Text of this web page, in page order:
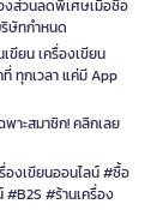
งส่วนลดพิเศษเมื่อซื้อ
ษัทกำหนด
ขียน เครื่องเขียน
ทุกเวลา แค่มี App
พาะสมาชิก! คลิกเลย
องเขียนออนไลน์ #ซื้อ
#ร้านเครื่อง